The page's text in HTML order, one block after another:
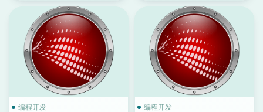
编程开发 编程开发